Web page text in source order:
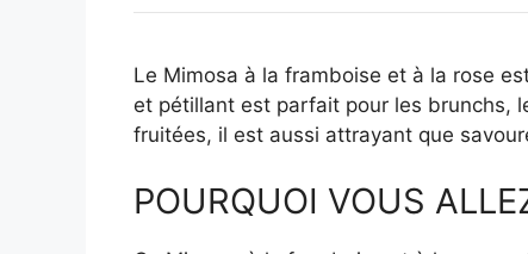
Le Mimosa à la framboise et à la rose
et pétillant est parfait pour les brunchs,
fruitées, il est aussi attrayant que
POURQUOI VOUS